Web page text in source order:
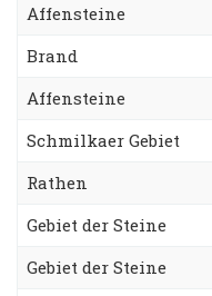
Affensteine
Brand
Affensteine
Schmilkaer Gebiet
Rathen
Gebiet der Steine
Gebiet der Steine